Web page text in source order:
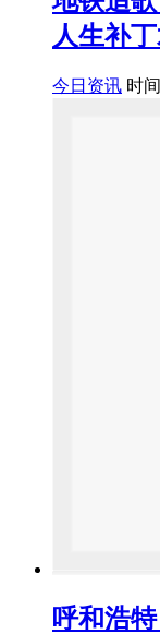
人生补
今日资讯 时
呼和浩